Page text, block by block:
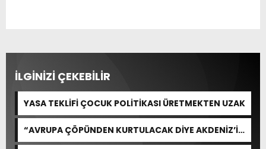
İLGİNİZİ ÇEKEBİLİR
YASA TEKLİFİ ÇOCUK POLİTİKASI ÜRETMEKTEN UZAK
“AVRUPA ÇÖPÜNDEN KURTULACAK DİYE AKDENİZ’İ
FEDA EDEMEZSİNİZ!”